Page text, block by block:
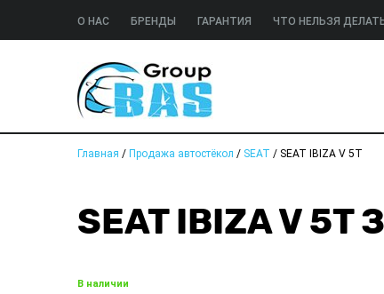
О НАС БРЕНДЫ ГАРАНТИЯ ЧТО НЕЛЬЗЯ
Главная / Продажа автостёкол / SEAT / SEAT IBIZA V 5T
SEAT IBIZA V
В наличии